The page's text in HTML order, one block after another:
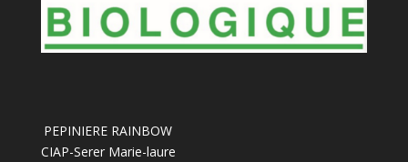
PEPINIERE RAINBOW
CIAP-Serer Marie-laure